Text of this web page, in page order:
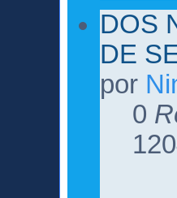
DOS
DE
por
0